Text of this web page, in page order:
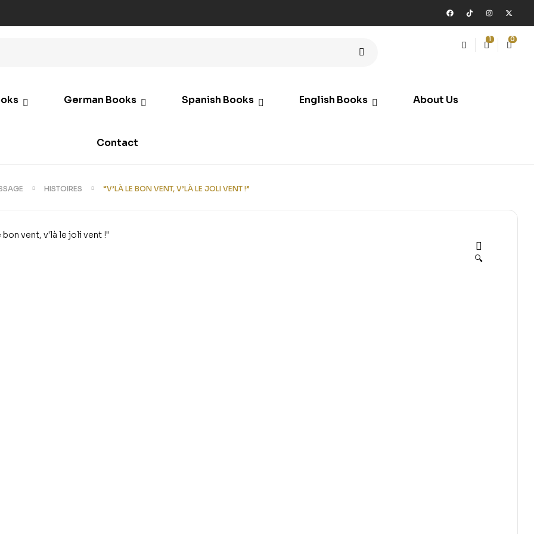
1 0
German Books Spanish Books English Books About Us
Contact
HISTOIRES “V’LÀ LE BON VENT, V’LÀ LE JOLI VENT !”
🔍